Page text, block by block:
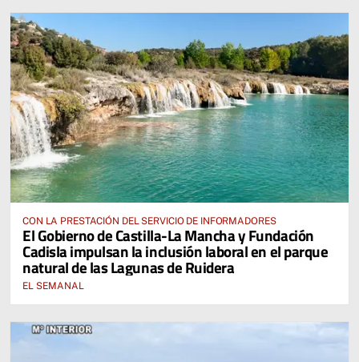
CON LA PRESTACIÓN DEL SERVICIO DE INFORMADORES
El Gobierno de Castilla-La Mancha y Fundación
Cadisla impulsan la inclusión laboral en el parque
natural de las Lagunas de Ruidera
EL SEMANAL